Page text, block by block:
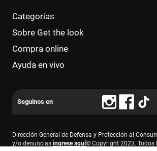
Categorías
Sobre Get the look
Compra online
Ayuda en vivo
Dirección General de Defensa y Protección al
y/o denuncias ingrese aquí© Copyright 2023. Todos